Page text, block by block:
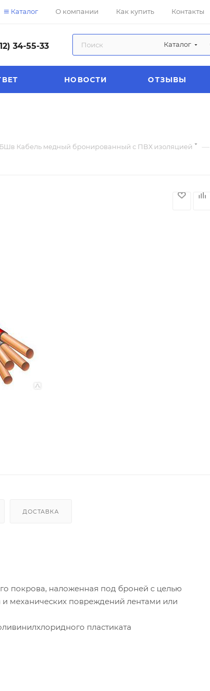
Каталог О компании Как купить Контакты
34-55-33 Каталог
НОВОСТИ ОТЗЫВЫ
Кабель медный бронированный с ПВХ изоляцией —
ДОСТАВКА
покрова, наложенная под броней с целью
механических повреждений лентами или
пластиката